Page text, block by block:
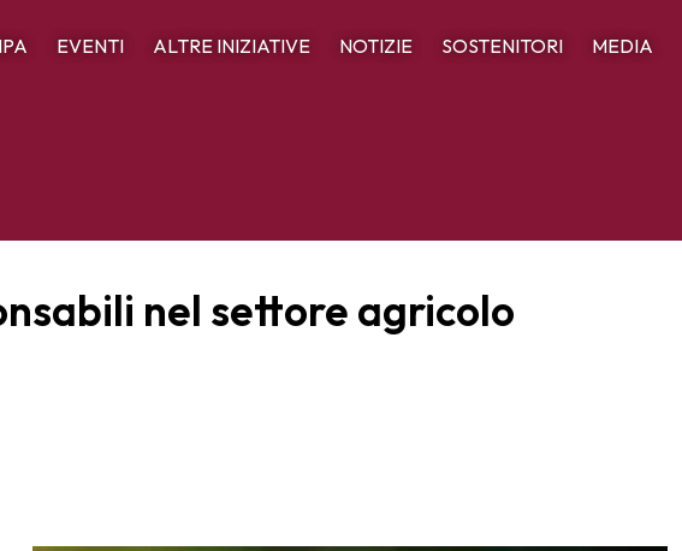
EVENTI ALTRE INIZIATIVE NOTIZIE SOSTENITORI MEDIA
nel settore agricolo